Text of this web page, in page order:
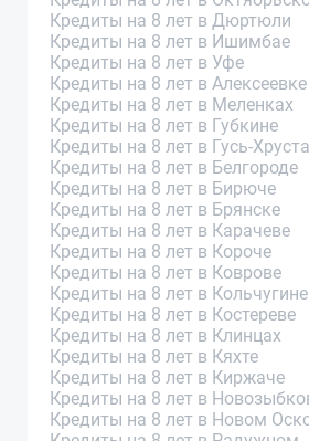
Кредиты на 8 лет в Дюртюли
Кредиты на 8 лет в Ишимбае
Кредиты на 8 лет в Уфе
Кредиты на 8 лет в Алексеевке
Кредиты на 8 лет в Меленках
Кредиты на 8 лет в Губкине
Кредиты на 8 лет в Гусь-
Кредиты на 8 лет в Белгороде
Кредиты на 8 лет в Бирюче
Кредиты на 8 лет в Брянске
Кредиты на 8 лет в Карачеве
Кредиты на 8 лет в Короче
Кредиты на 8 лет в Коврове
Кредиты на 8 лет в Кольчугине
Кредиты на 8 лет в Костереве
Кредиты на 8 лет в Клинцах
Кредиты на 8 лет в Кяхте
Кредиты на 8 лет в Киржаче
Кредиты на 8 лет в
Кредиты на 8 лет в Новом